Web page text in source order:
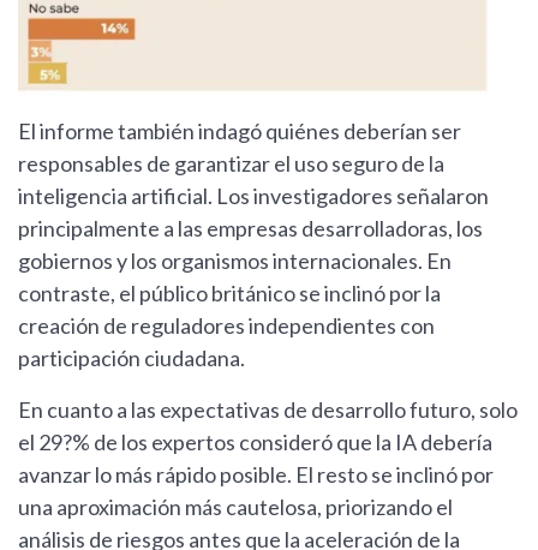
El informe también indagó quiénes deberían ser
responsables de garantizar el uso seguro de la
inteligencia artificial. Los investigadores señalaron
principalmente a las empresas desarrolladoras, los
gobiernos y los organismos internacionales. En
contraste, el público británico se inclinó por la
creación de reguladores independientes con
participación ciudadana.
En cuanto a las expectativas de desarrollo futuro, solo
el 29?% de los expertos consideró que la IA debería
avanzar lo más rápido posible. El resto se inclinó por
una aproximación más cautelosa, priorizando el
análisis de riesgos antes que la aceleración de la